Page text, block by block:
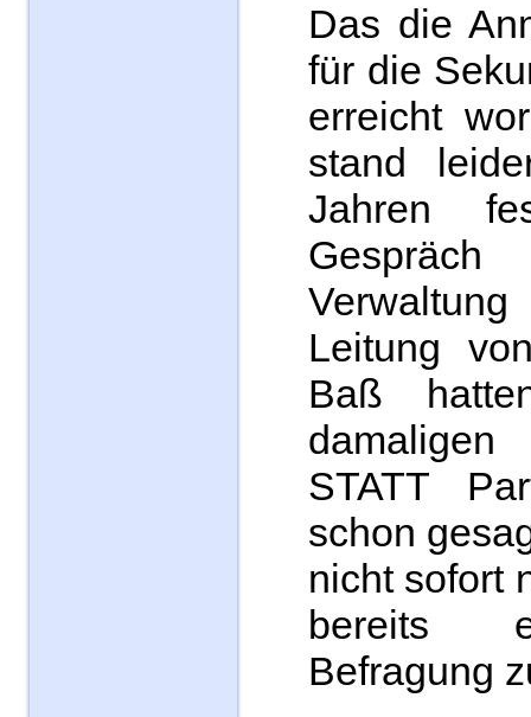
Das die
für die
erreicht
stand
Jahren
Leitung
Baß
STATT
schon
nicht sofort
bereits
Befragung